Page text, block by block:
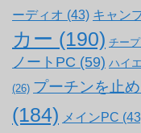
ーディオ (43) キャン
カー (190) チー
ノートPC (59) ハイ
(26) プーチンを止め
(184) メインPC